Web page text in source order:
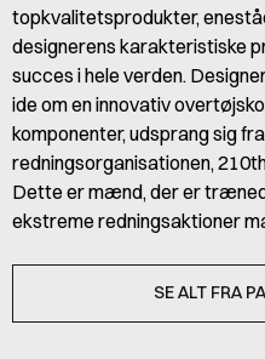
topkvalitetsprodukter,
designerens karakteristiske
succes i hele verden.
ide om en innovativ
komponenter, udsprang sig
redningsorganisationen,
Dette er mænd, der er
ekstreme redningsaktioner
SE ALT FRA